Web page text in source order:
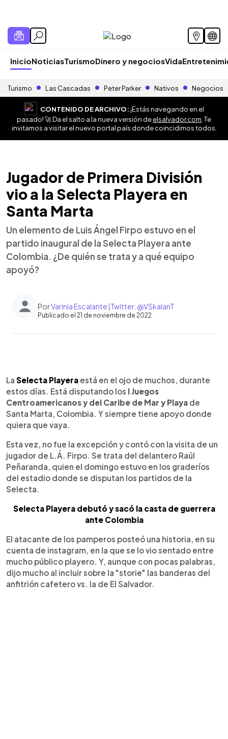
InicioNoticiasTurismoDinero y negociosVida
Turismo Las Cascadas Peter Parker Nativos Negocios
CONTENIDO DE ARCHIVO:¡Estás navegando en el
pasado! 🚀 Da el salto a la nueva versión deelsalvador.com . Te
invitamos a visitar el nuevo portal país donde coincidimos todos.
Jugador de Primera División
vio a la Selecta Playera en
Santa Marta
Un elemento de Luis Ángel Firpo estuvo en el
partido inaugural de la Selecta Playera ante
Colombia. ¿De quién se trata y a qué equipo
apoyó?
PorVarinia Escalante | Twitter: @VSkalanT
Publicado el 21 de noviembre de 2022
Escuchar artículo
La Selecta Playera está en el ojo de muchos, durante
estos días. Está disputando los I Juegos
Centroamericanos y del Caribe de Mar y Playa de
Santa Marta, Colombia. Y siempre tiene apoyo donde
quiera que vaya.
Esta vez, no fue la excepción y contó con la visita de un
jugador de L.Á. Firpo. Se trata del delantero Raúl
Peñaranda, quien el domingo estuvo en los graderíos
del estadio donde se disputan los partidos de la
Selecta.
Selecta Playera debutó y sacó la casta de guerrera
ante Colombia
El atacante de los pamperos posteó una historia, en su
cuenta de instagram, en la que se lo vio sentado entre
mucho público playero. Y, aunque con pocas palabras,
dijo mucho al incluir sobre la "storie" las banderas del
anfitrión cafetero vs. la de El Salvador.